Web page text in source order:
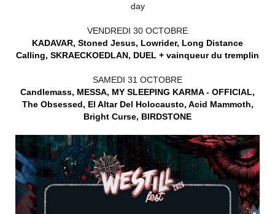
day
VENDREDI 30 OCTOBRE
KADAVAR, Stoned Jesus, Lowrider, Long Distance
Calling, SKRAECKOEDLAN, DUEL + vainqueur du tremplin
SAMEDI 31 OCTOBRE
Candlemass, MESSA, MY SLEEPING KARMA - OFFICIAL,
The Obsessed, El Altar Del Holocausto, Acid Mammoth,
Bright Curse, BIRDSTONE